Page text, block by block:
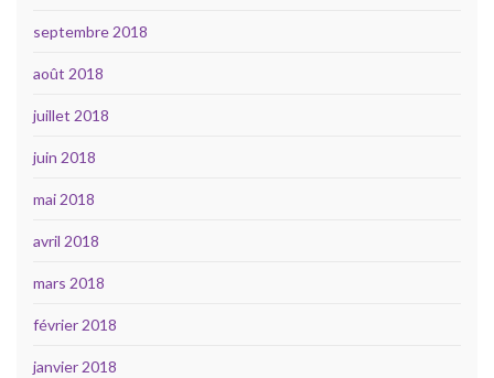
septembre 2018
août 2018
juillet 2018
juin 2018
mai 2018
avril 2018
mars 2018
février 2018
janvier 2018